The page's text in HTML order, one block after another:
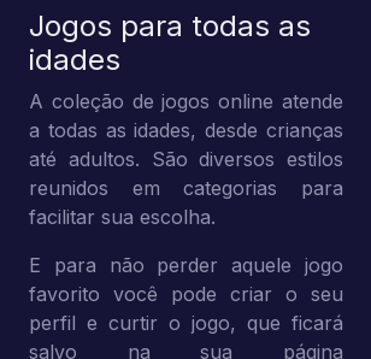
Jogos para todas as
idades
A coleção de jogos online atende
a todas as idades, desde crianças
até adultos. São diversos estilos
reunidos em categorias para
facilitar sua escolha.
E para não perder aquele jogo
favorito você pode criar o seu
perfil e curtir o jogo, que ficará
salvo na sua página